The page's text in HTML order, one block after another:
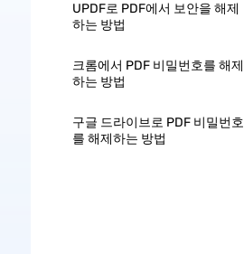
UPDF로 PDF에서 보안을 해제
하는 방법
크롬에서 PDF 비밀번호를 해제
하는 방법
구글 드라이브로 PDF 비밀번호
를 해제하는 방법